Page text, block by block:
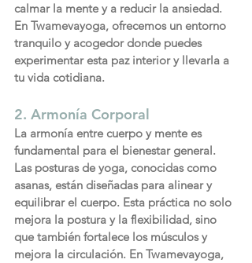
calmar la mente y a reducir la ansiedad.
En Twamevayoga, ofrecemos un entorno
tranquilo y acogedor donde puedes
experimentar esta paz interior y llevarla a
tu vida cotidiana.
2. Armonía Corporal
La armonía entre cuerpo y mente es
fundamental para el bienestar general.
Las posturas de yoga, conocidas como
asanas, están diseñadas para alinear y
equilibrar el cuerpo. Esta práctica no solo
mejora la postura y la flexibilidad, sino
que también fortalece los músculos y
mejora la circulación. En Twamevayoga,